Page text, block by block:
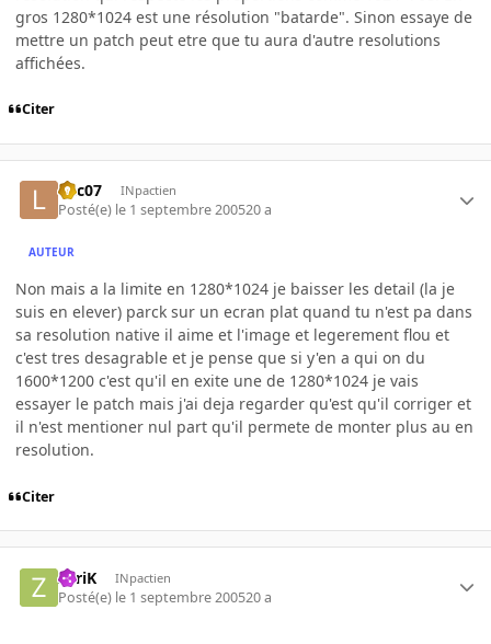
gros 1280*1024 est une résolution "batarde". Sinon essaye de
mettre un patch peut etre que tu aura d'autre resolutions
affichées.
Citer
loic07 INpactien
Posté(e) le 1 septembre 200520 a
AUTEUR
Non mais a la limite en 1280*1024 je baisser les detail (la je
suis en elever) parck sur un ecran plat quand tu n'est pa dans
sa resolution native il aime et l'image et legerement flou et
c'est tres desagrable et je pense que si y'en a qui on du
1600*1200 c'est qu'il en exite une de 1280*1024 je vais
essayer le patch mais j'ai deja regarder qu'est qu'il corriger et
il n'est mentioner nul part qu'il permete de monter plus au en
resolution.
Citer
ZyriK INpactien
Posté(e) le 1 septembre 200520 a